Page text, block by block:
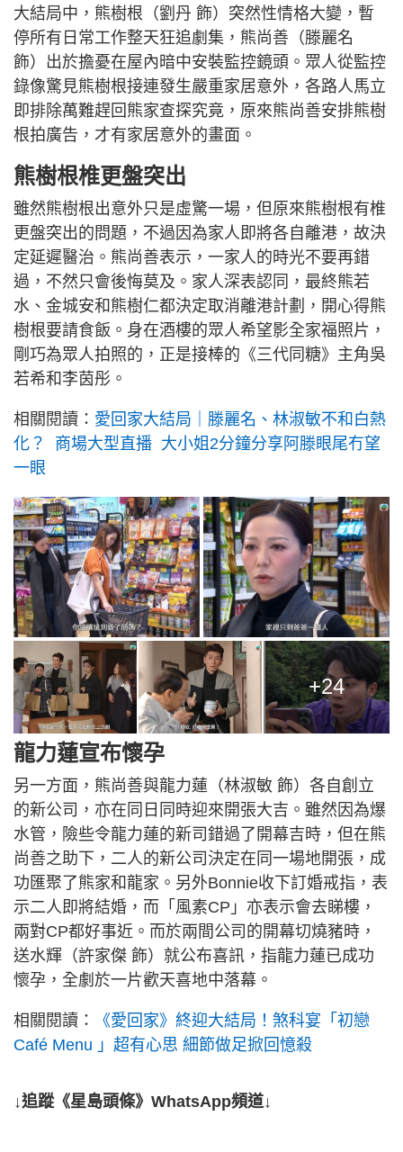
大結局中，熊樹根（劉丹 飾）突然性情格大變，暫
停所有日常工作整天狂追劇集，熊尚善（滕麗名
飾）出於擔憂在屋內暗中安裝監控鏡頭。眾人從監控
錄像驚見熊樹根接連發生嚴重家居意外，各路人馬立
即排除萬難趕回熊家查探究竟，原來熊尚善安排熊樹
根拍廣告，才有家居意外的畫面。
熊樹根椎更盤突出
雖然熊樹根出意外只是虛驚一場，但原來熊樹根有椎
更盤突出的問題，不過因為家人即將各自離港，故決
定延遲醫治。熊尚善表示，一家人的時光不要再錯
過，不然只會後悔莫及。家人深表認同，最終熊若
水、金城安和熊樹仁都決定取消離港計劃，開心得熊
樹根要請食飯。身在酒樓的眾人希望影全家福照片，
剛巧為眾人拍照的，正是接棒的《三代同糖》主角吳
若希和李茵彤。
相關閱讀： 愛回家大結局｜滕麗名、林淑敏不和白熱
化？ 商場大型直播 大小姐2分鐘分享阿滕眼尾冇望
一眼
+24
龍力蓮宣布懷孕
另一方面，熊尚善與龍力蓮（林淑敏 飾）各自創立
的新公司，亦在同日同時迎來開張大吉。雖然因為爆
水管，險些令龍力蓮的新司錯過了開幕吉時，但在熊
尚善之助下，二人的新公司決定在同一場地開張，成
功匯聚了熊家和龍家。另外Bonnie收下訂婚戒指，表
示二人即將結婚，而「風素CP」亦表示會去睇樓，
兩對CP都好事近。而於兩間公司的開幕切燒豬時，
送水輝（許家傑 飾）就公布喜訊，指龍力蓮已成功
懷孕，全劇於一片歡天喜地中落幕。
相關閱讀：
《愛回家》終迎大結局！煞科宴「初戀
Café Menu 」超有心思 細節做足掀回憶殺
↓追蹤《星島頭條》WhatsApp頻道↓